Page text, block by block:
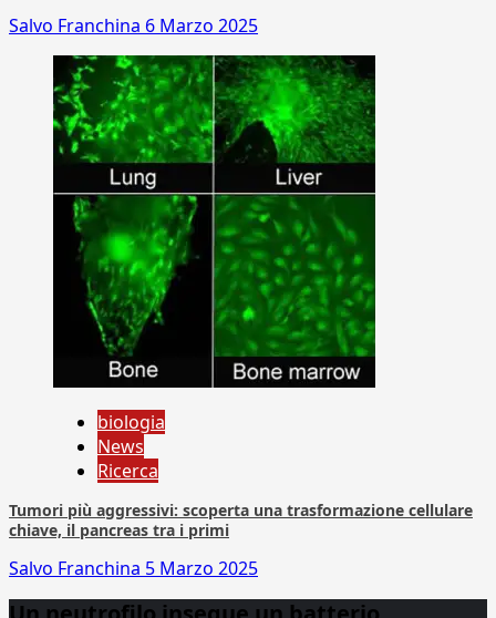
Salvo Franchina 6 Marzo 2025
biologia
News
Ricerca
Tumori più aggressivi: scoperta una trasformazione cellulare
chiave, il pancreas tra i primi
Salvo Franchina 5 Marzo 2025